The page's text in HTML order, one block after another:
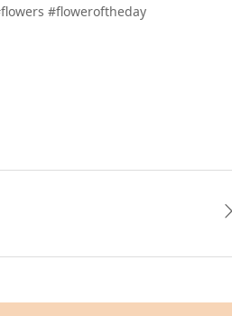
#floweroftheday